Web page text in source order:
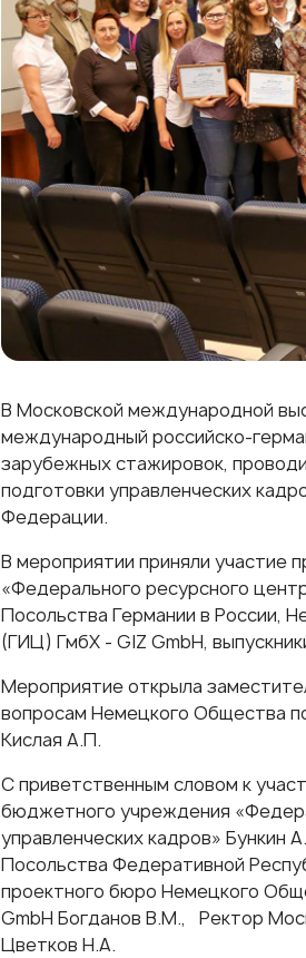
В Московской международной
международный российско-
зарубежных стажировок,
подготовки управленческих
Федерации.
В мероприятии приняли участие
«Федерального ресурсного
Посольства Германии в России,
(ГИЦ) ГмбХ - GIZ GmbH,
Мероприятие открыла
вопросам Немецкого Общества
Кислая А.П.
С приветственным словом к
бюджетного учреждения
управленческих кадров» Бункин
Посольства Федеративной
проектного бюро Немецкого
GmbH Богданов В.М., Ректор
Цветков Н.А.